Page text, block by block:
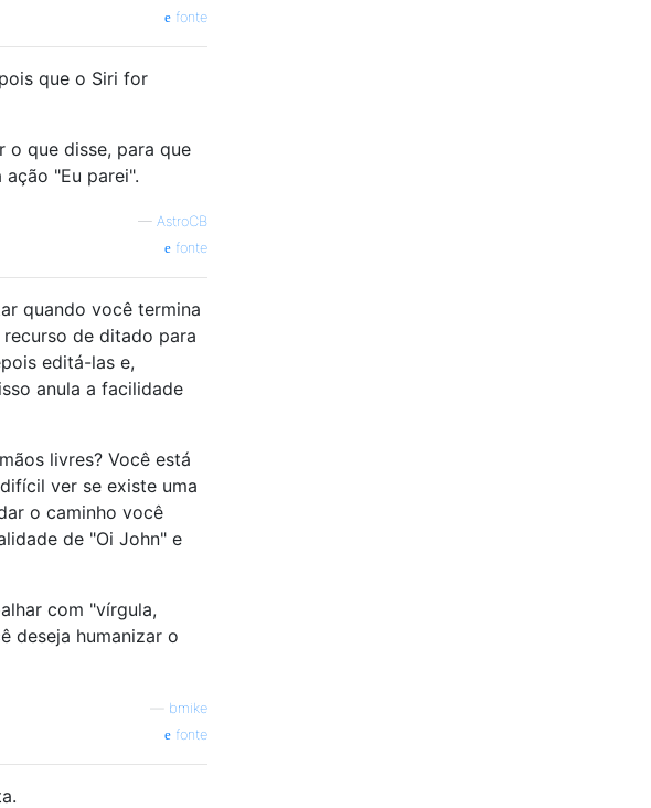
fonte
que o Siri for
o que disse, para que
"Eu parei".
— AstroCB
fonte
quando você termina
de ditado para
editá-las e,
anula a facilidade
livres? Você está
ver se existe uma
o caminho você
de "Oi John" e
com "vírgula,
deseja humanizar o
bmike
fonte